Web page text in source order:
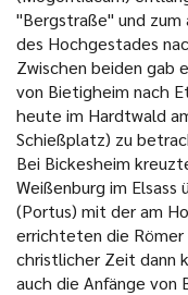
"Bergstraße" und
des Hochgestades
Zwischen beiden gab
von Bietigheim nach
heute im Hardtwald
Schießplatz) zu
Bei Bickesheim
Weißenburg im
(Portus) mit der am
errichteten die Römer
christlicher Zeit dann
auch die Anfänge von